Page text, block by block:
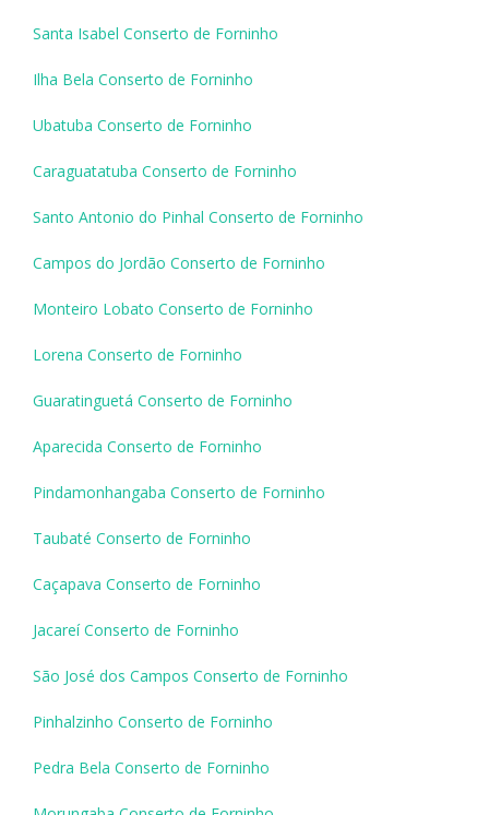
Santa Isabel Conserto de Forninho
Ilha Bela Conserto de Forninho
Ubatuba Conserto de Forninho
Caraguatatuba Conserto de Forninho
Santo Antonio do Pinhal Conserto de Forninho
Campos do Jordão Conserto de Forninho
Monteiro Lobato Conserto de Forninho
Lorena Conserto de Forninho
Guaratinguetá Conserto de Forninho
Aparecida Conserto de Forninho
Pindamonhangaba Conserto de Forninho
Taubaté Conserto de Forninho
Caçapava Conserto de Forninho
Jacareí Conserto de Forninho
São José dos Campos Conserto de Forninho
Pinhalzinho Conserto de Forninho
Pedra Bela Conserto de Forninho